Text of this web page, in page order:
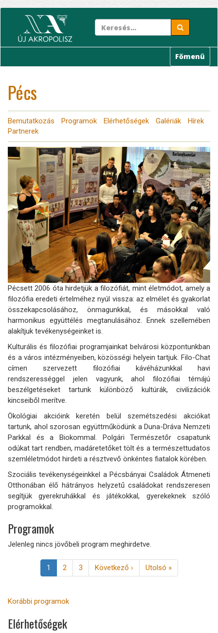
tartalomra
Főmenü
Pécs
Bemutatkozás Programok Elérhetőségek Galériák
Hírek
Partnerek
Pécsett 2006 óta hirdetjük a filozófiát, mint életmódot, amely a
filozófia eredeti értelméhez nyúl vissza: az elmélet és gyakorlat
összekapcsolásához, önmagunkkal, és másokkal való
harmonikus együttélés megtanulásához. Ennek szellemében
alakítjuk tevékenységeinket is.
Kulturális és filozófiai programjainkat belvárosi központunkban
és a város intézményeiben, közösségi helyein tartjuk. Filo-Chat
címen szervezett filozófiai kávéházunkkal havi
rendszerességgel jelen vagyunk, ahol filozófiai témájú
beszélgetéseket tartunk különböző kultúrák, civilizációk
kincseiből merítve.
Ökológiai akcióink keretén belül szemétszedési akciókat
tartunk, ahol szorosan együttműködünk a Duna-Dráva Nemzeti
Parkkal és a Biokommal. Polgári Természetőr csapatunk
odúkat tart rendben, madáretetőket tölt és a természettudatos
szemléletmódot hirdeti a résztvevő önkéntes fiatalok körében.
Szociális tevékenységeinkkel a Pécsbányai Családok Átmeneti
Otthonában élő hátrányos helyzetű családokat rendszeresen
segítjük gyerekruhákkal és játékokkal, gyerekeknek szóló
programokkal.
Programok
Jelenleg nincs jövőbeli program meghirdetve.
Oldalszámozás
Jelenlegi
oldal
1 Page
2 Page
3
Következő
oldal
Következő ›
Utolsó
oldal
Utolsó »
Korábbi programok
Elérhetőségek